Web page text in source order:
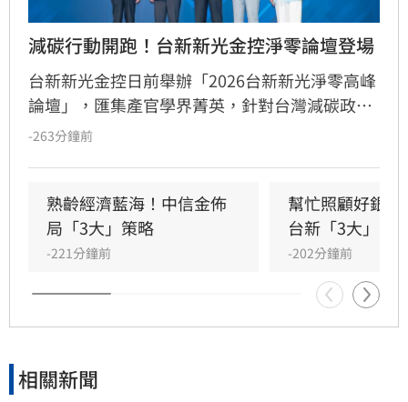
減碳行動開跑！台新新光金控淨零論壇登場
台新新光金控日前舉辦「2026台新新光淨零高峰
論壇」，匯集產官學界菁英，針對台灣減碳政
策、碳定價制度及企業轉型策略進行深度對話。
控總經理林維俊指出，論壇邁入第五年，致力協
助企業將永續轉化為國際競爭力。會中上銀、強
茂、宏碁及金寶等指標企業分享低碳實踐經驗。
台新新光金控憑藉優異的永續績效，不僅連續三
年獲標普全球永續年鑑銀行業全球前1%，更獲
MSCI ESG AAA最高評級，展現其帶領產業接軌
邁向永續發展的強力後盾。
-263分鐘前
熟齡經濟藍海！中信金佈
局「3大」策略
-221分鐘前
幫忙照顧好銀
台新「3大」防
-202分鐘前
相關新聞